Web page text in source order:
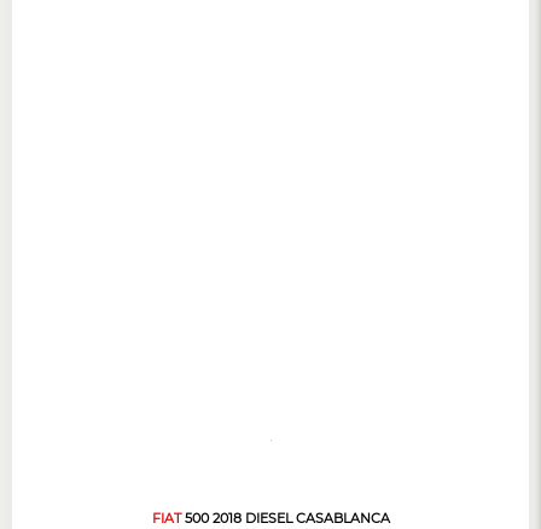
FIAT500 2018 DIESEL CASABLANCA